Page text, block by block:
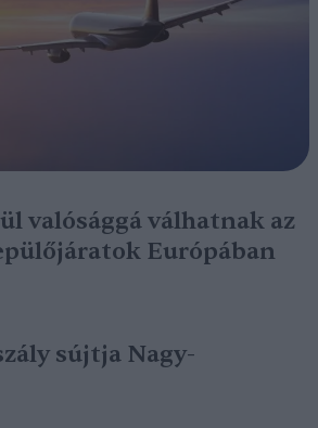
valósággá válhatnak az
Európában
sújtja Nagy-